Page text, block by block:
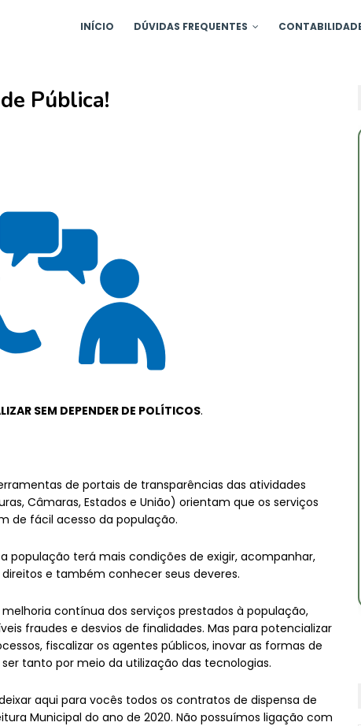
INÍCIO DÚVIDAS FREQUENTES
Pública!
SEM DEPENDER DE POLÍTICOS.
de portais de transparências das atividades
Câmaras, Estados e União) orientam que os serviços
de fácil acesso da população.
população terá mais condições de exigir, acompanhar,
e também conhecer seus deveres.
contínua dos serviços prestados à população,
fraudes e desvios de finalidades. Mas para potencializar
fiscalizar os agentes públicos, inovar as formas de
tanto por meio da utilização das tecnologias.
aqui para vocês todos os contratos de dispensa de
Municipal do ano de 2020. Não possuímos ligação com